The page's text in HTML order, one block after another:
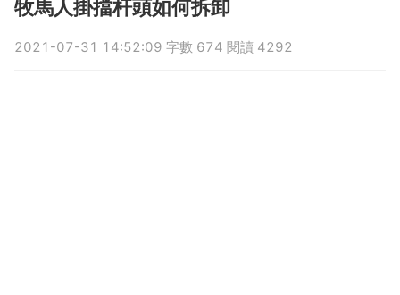
牧馬人掛擋杆頭如何拆卸
2021-07-31 14:52:09 字數 674 閱讀 4292